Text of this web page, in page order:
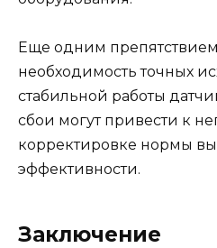
Еще одним препятствием
необходимость точных
стабильной работы
сбои могут привести к
корректировке нормы
эффективности.
Заключение